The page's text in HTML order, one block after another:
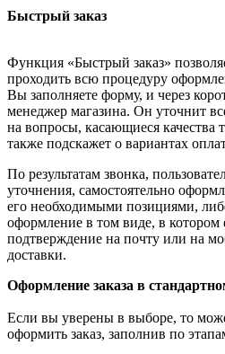
Быстрый заказ
Функция «Быстрый заказ»
проходить всю процедуру
Вы заполняете форму, и через
менеджер магазина. Он уточнит
на вопросы, касающиеся качества
также подскажет о вариантах
По результатам звонка,
уточнения, самостоятельно
его необходимыми позициями,
оформление в том виде, в котором
подтверждение на почту или на
доставки.
Оформление заказа в
Если вы уверены в выборе, то
оформить заказ, заполнив по